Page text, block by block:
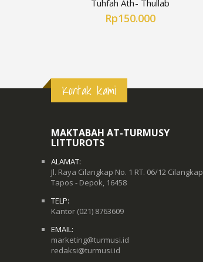
Tuhfah Ath- Thullab
Rp150.000
Kontak kami
MAKTABAH AT-TURMUSY
LITTUROTS
ALAMAT:
Jl. Raya Cilangkap No. 1 RT. 06/12 Cilangkap
Tapos - Depok, 16458
TELP:
Kantor (021) 8763609
EMAIL:
marketing@turmusi.id
redaksi@turmusi.id